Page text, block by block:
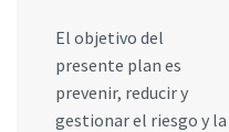
El objetivo del
presente plan es
prevenir, reducir y
gestionar el riesgo y la